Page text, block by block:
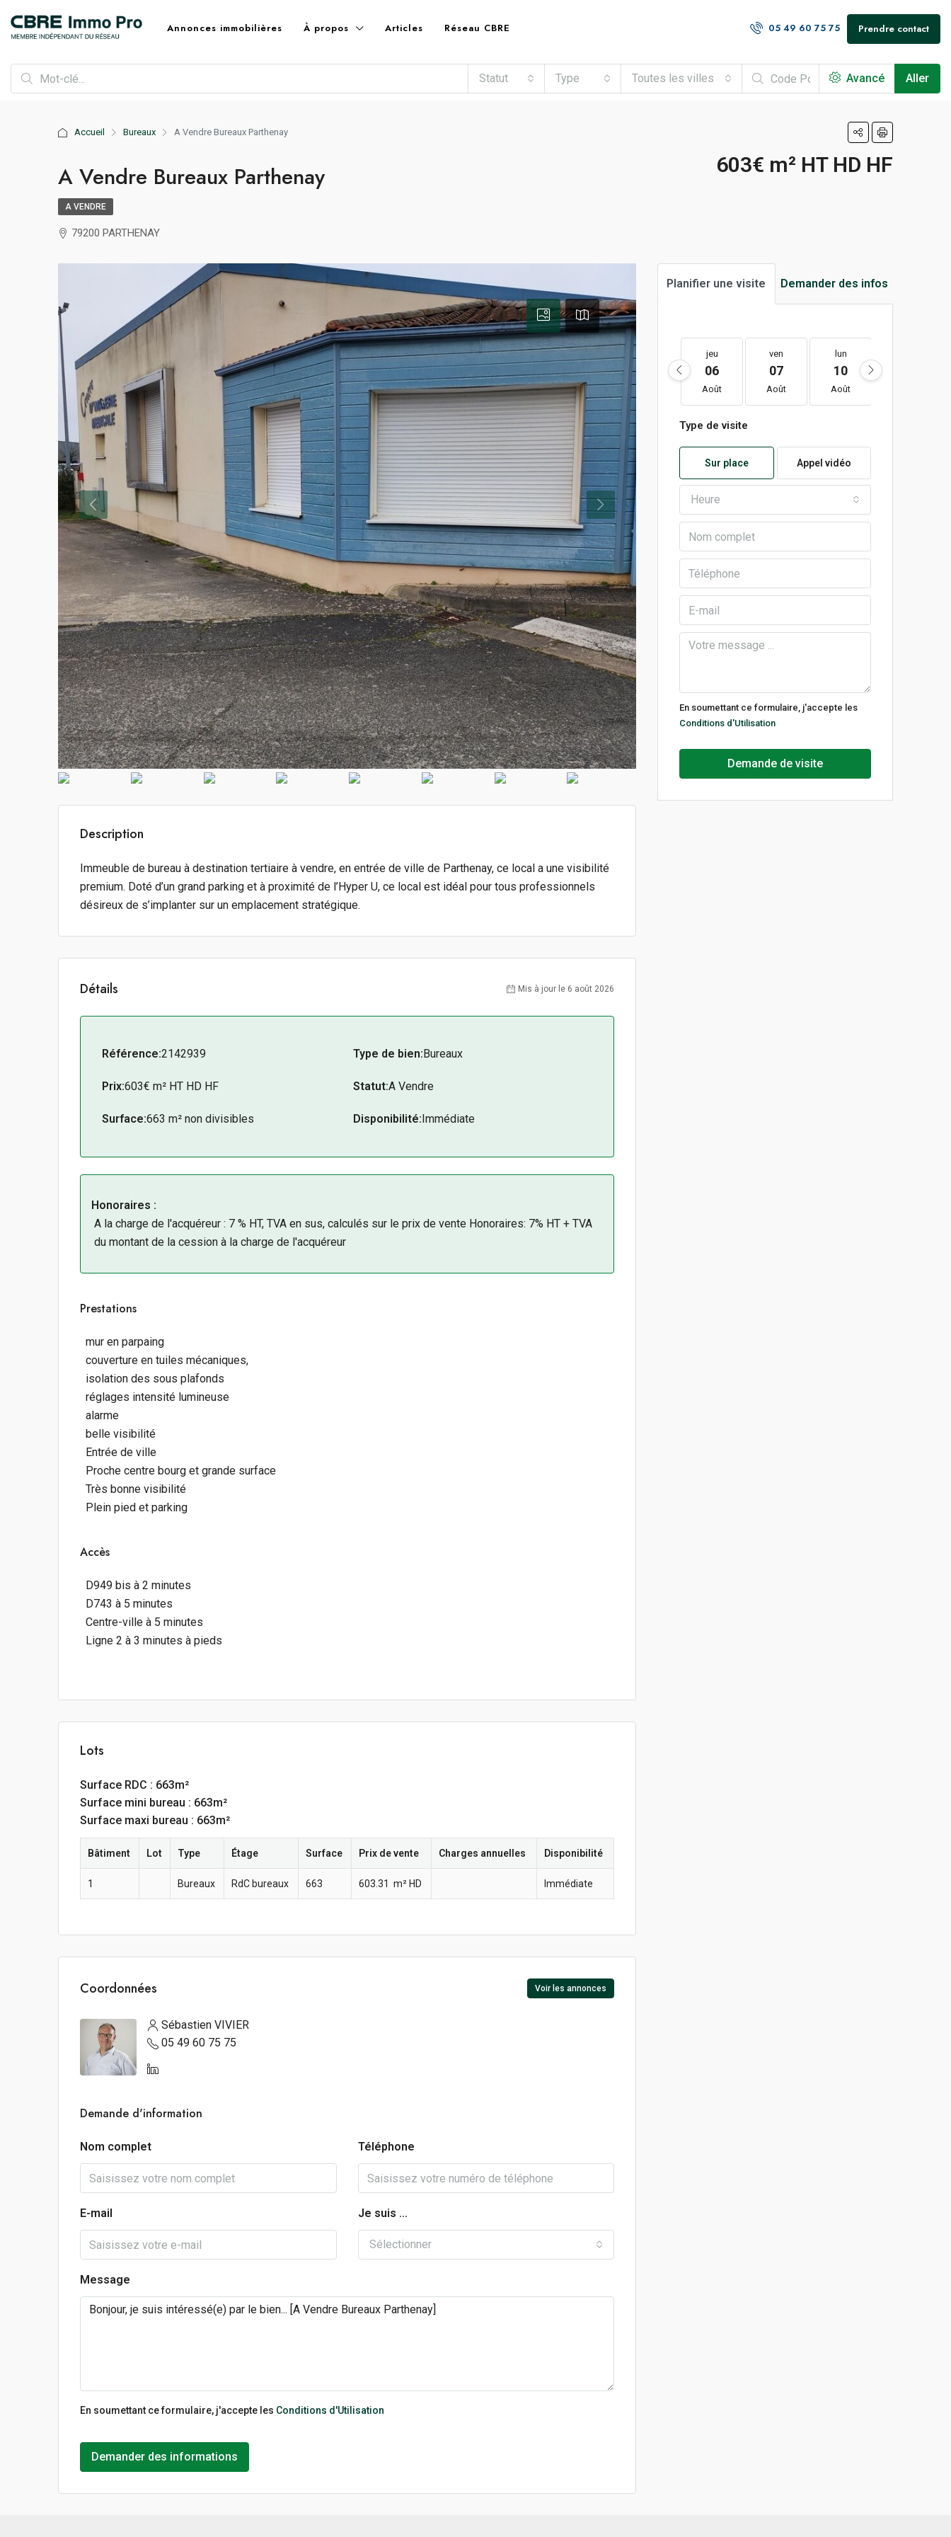
Annonces immobilières À propos Articles Réseau CBRE 05 49 60 75 75 Prendre contact
Statut Type Toutes les villes Avancé Aller
Accueil Bureaux A Vendre Bureaux Parthenay
A Vendre Bureaux Parthenay 603€ m² HT HD HF
A VENDRE
79200 PARTHENAY
Description
Immeuble de bureau à destination tertiaire à vendre, en entrée de ville de Parthenay, ce local a une visibilité
premium. Doté d’un grand parking et à proximité de l’Hyper U, ce local est idéal pour tous professionnels
désireux de s’implanter sur un emplacement stratégique.
Détails Mis à jour le 6 août 2026
Référence:2142939
Prix:603€ m² HT HD HF
Surface:663 m² non divisibles
Type de bien: Bureaux
Statut:A Vendre
Disponibilité: Immédiate
Honoraires :
A la charge de l'acquéreur : 7 % HT, TVA en sus, calculés sur le prix de vente Honoraires: 7% HT + TVA
du montant de la cession à la charge de l'acquéreur
Prestations
mur en parpaing
couverture en tuiles mécaniques,
isolation des sous plafonds
réglages intensité lumineuse
alarme
belle visibilité
Entrée de ville
Proche centre bourg et grande surface
Très bonne visibilité
Plein pied et parking
Accès
D949 bis à 2 minutes
D743 à 5 minutes
Centre-ville à 5 minutes
Ligne 2 à 3 minutes à pieds
Lots
Surface RDC : 663m²
Surface mini bureau : 663m²
Surface maxi bureau : 663m²
Bâtiment Lot Type Étage Surface Prix de vente Charges annuelles Disponibilité
1 Bureaux RdC bureaux 663 603.31  m² HD Immédiate
Coordonnées Voir les annonces
Sébastien VIVIER
05 49 60 75 75
Demande d'information
Nom complet Téléphone
E-mail Je suis ...
Sélectionner
Message
En soumettant ce formulaire, j'accepte les Conditions d'Utilisation
Demander des informations
Planifier une visite Demander des infos
jeu
06
Août
ven
07
Août
lun
10
Août
Type de visite
Sur place Appel vidéo
Heure
En soumettant ce formulaire, j'accepte les
Conditions d'Utilisation
Demande de visite